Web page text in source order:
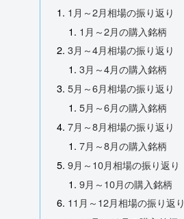
1月～2月相場の振り返り
1月～2月の購入銘柄
3月～4月相場の振り返り
3月～4月の購入銘柄
5月～6月相場の振り返り
5月～6月の購入銘柄
7月～8月相場の振り返り
7月～8月の購入銘柄
9月～10月相場の振り返り
9月～10月の購入銘柄
11月～12月相場の振り返り